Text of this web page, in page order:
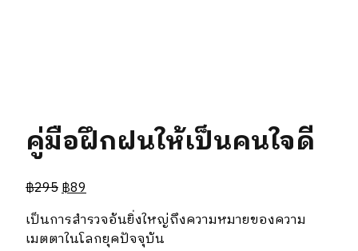
คู่มือฝึกฝนให้เป็นคนใจดี
฿295฿89
เป็นการสำรวจอันยิ่งใหญ่ถึงความหมายของความ
เมตตาในโลกยุคปัจจุบัน